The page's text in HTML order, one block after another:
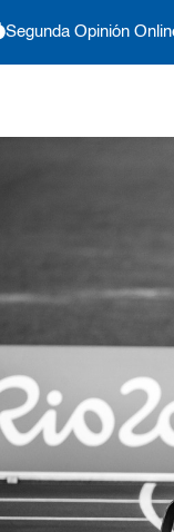
Segunda Opinión